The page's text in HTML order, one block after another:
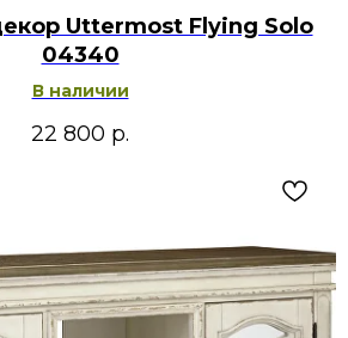
Uttermost Flying Solo
04340
В наличии
22 800 р.